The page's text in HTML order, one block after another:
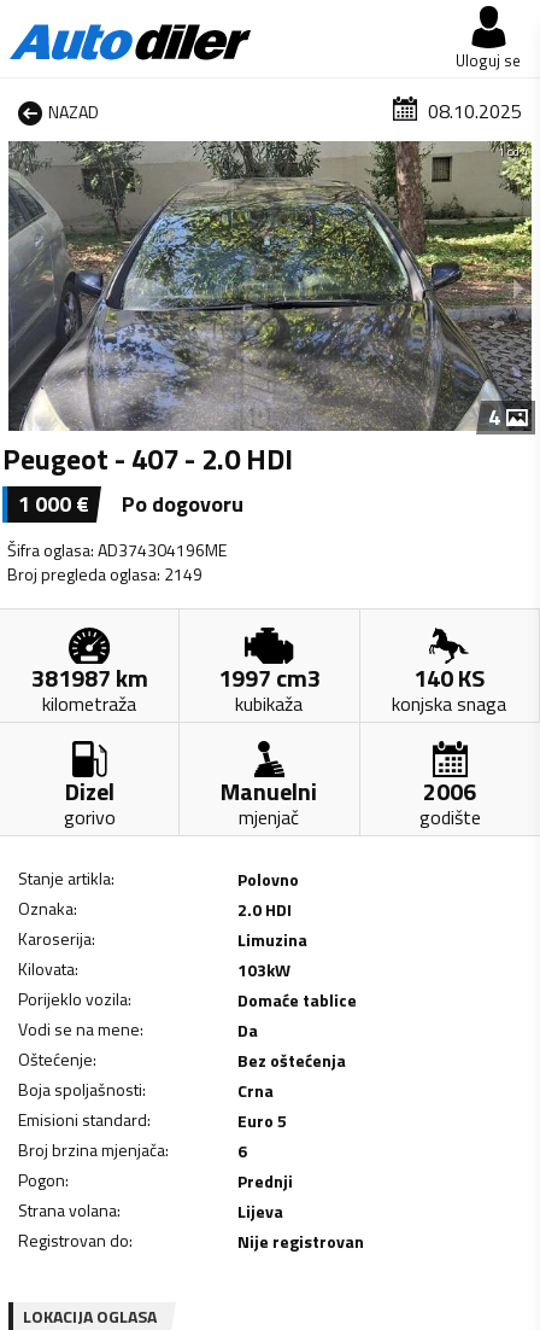
Uloguj se
NAZAD 08.10.2025
1 od 4
4
Peugeot - 407 - 2.0 HDI
1 000€ Po dogovoru
Šifra oglasa:AD374304196ME
Broj pregleda oglasa: 2149
381987km
kilometraža
1997cm3
kubikaža
140KS
konjska snaga
Dizel
gorivo
Manuelni
mjenjač
2006
godište
Stanje artikla:
Polovno
Oznaka:
2.0 HDI
Karoserija:
Limuzina
Kilovata: 103kW
Porijeklo vozila:
Domaće tablice
Vodi se na mene:
Da
Oštećenje:
Bez oštećenja
Boja spoljašnosti:
Crna
Emisioni standard:
Euro 5
Broj brzina mjenjača:
6
Pogon:
Prednji
Strana volana:
Lijeva
Registrovan do: Nije registrovan
LOKACIJA OGLASA